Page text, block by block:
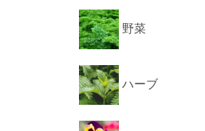
野菜
ハーブ